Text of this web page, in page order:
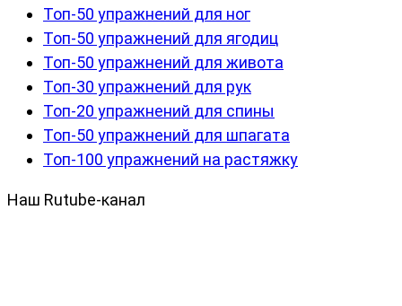
Топ-50 упражнений для ног
Топ-50 упражнений для ягодиц
Топ-50 упражнений для живота
Топ-30 упражнений для рук
Топ-20 упражнений для спины
Топ-50 упражнений для шпагата
Топ-100 упражнений на растяжку
Наш Rutube-канал